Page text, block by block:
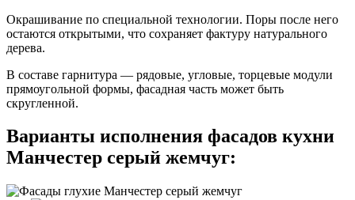
Окрашивание по специальной технологии. Поры после него
остаются открытыми, что сохраняет фактуру натурального
дерева.
В составе гарнитура — рядовые, угловые, торцевые модули
прямоугольной формы, фасадная часть может быть
скругленной.
Варианты исполнения фасадов кухни
Манчестер серый жемчуг: